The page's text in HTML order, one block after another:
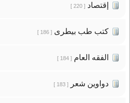
إقتصاد[ 220 ]
كتب طب بيطرى[ 186 ]
الفقه العام[ 184 ]
دواوين شعر[ 183 ]